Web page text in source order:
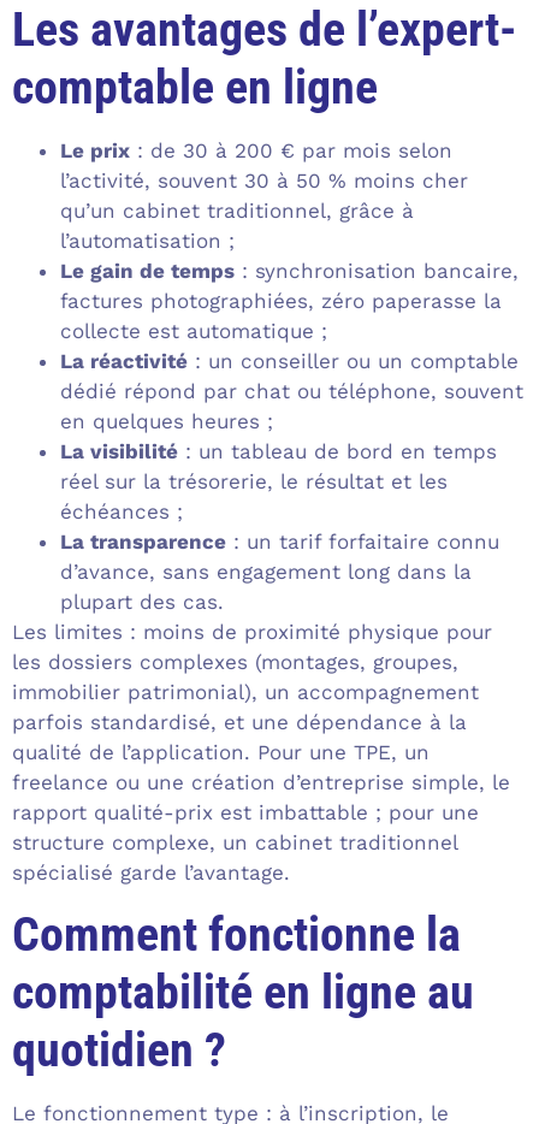
Les avantages de l’expert-
comptable en ligne
Le prix : de 30 à 200 € par mois selon
l’activité, souvent 30 à 50 % moins cher
qu’un cabinet traditionnel, grâce à
l’automatisation ;
Le gain de temps : synchronisation bancaire,
factures photographiées, zéro paperasse la
collecte est automatique ;
La réactivité : un conseiller ou un comptable
dédié répond par chat ou téléphone, souvent
en quelques heures ;
La visibilité : un tableau de bord en temps
réel sur la trésorerie, le résultat et les
échéances ;
La transparence : un tarif forfaitaire connu
d’avance, sans engagement long dans la
plupart des cas.
Les limites : moins de proximité physique pour
les dossiers complexes (montages, groupes,
immobilier patrimonial), un accompagnement
parfois standardisé, et une dépendance à la
qualité de l’application. Pour une TPE, un
freelance ou une création d’entreprise simple, le
rapport qualité-prix est imbattable ; pour une
structure complexe, un cabinet traditionnel
spécialisé garde l’avantage.
Comment fonctionne la
comptabilité en ligne au
quotidien ?
Le fonctionnement type : à l’inscription, le